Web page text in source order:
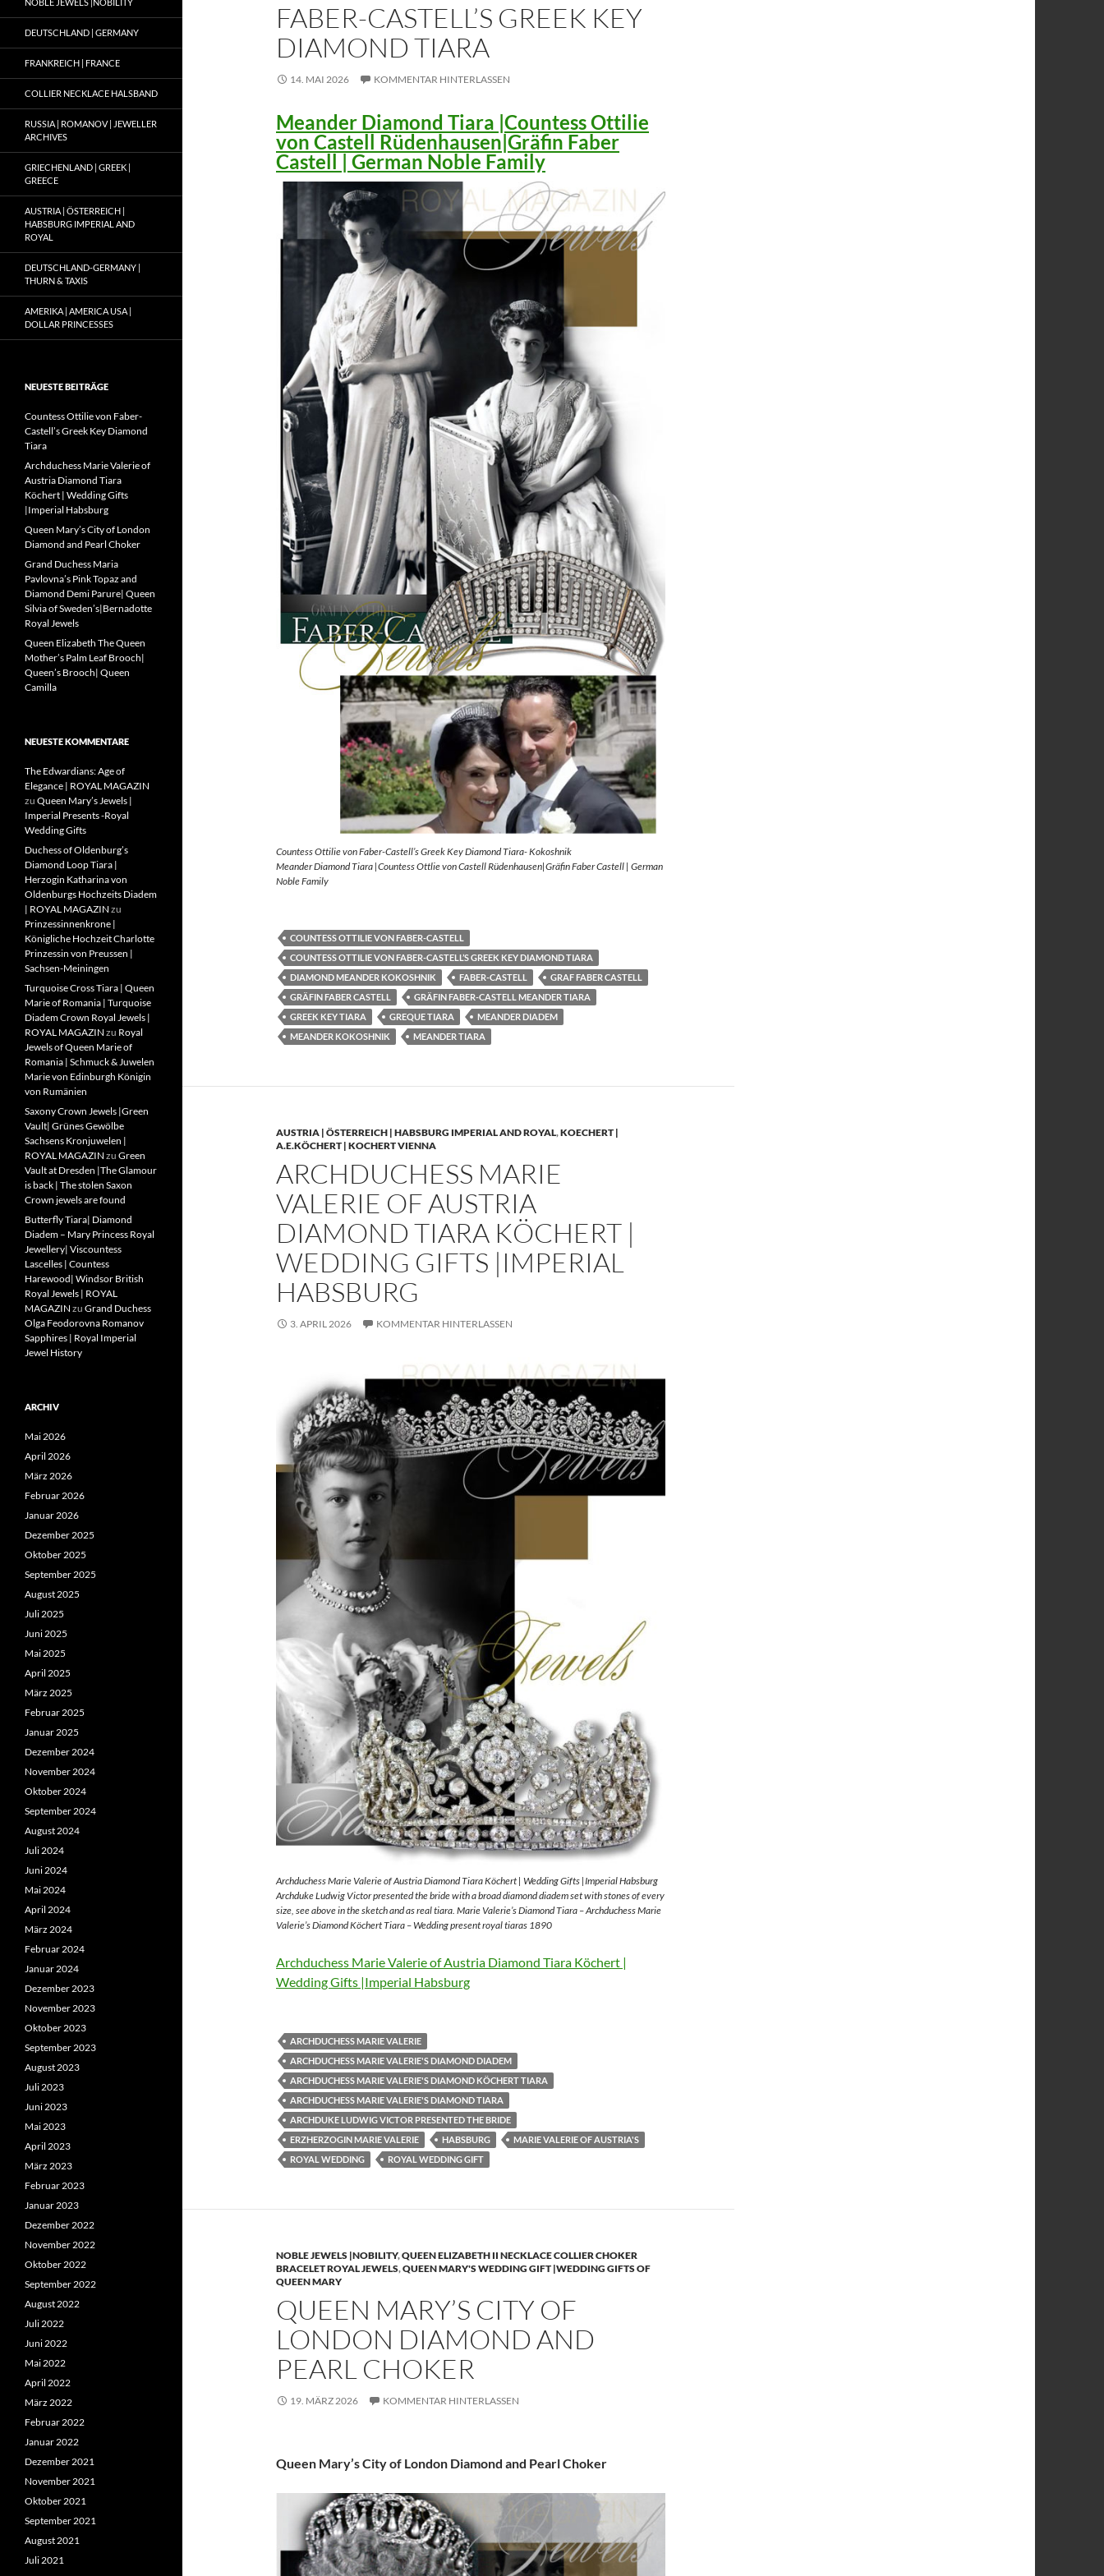
FABER-CASTELL’S GREEK KEY
DIAMOND TIARA
14. MAI 2026 KOMMENTAR HINTERLASSEN
Meander Diamond Tiara |Countess Ottilie
von Castell Rüdenhausen|Gräfin Faber
Castell | German Noble Family
Countess Ottilie von Faber-Castell’s Greek Key Diamond Tiara- Kokoshnik
Meander Diamond Tiara |Countess Ottlie von Castell Rüdenhausen|Gräfin Faber Castell | German
Noble Family
COUNTESS OTTILIE VON FABER-CASTELL
COUNTESS OTTILIE VON FABER-CASTELL’S GREEK KEY DIAMOND TIARA
DIAMOND MEANDER KOKOSHNIK
FABER-CASTELL
GRAF FABER CASTELL
GRÄFIN FABER CASTELL
GRÄFIN FABER-CASTELL MEANDER TIARA
GREEK KEY TIARA
GREQUE TIARA
MEANDER DIADEM
MEANDER KOKOSHNIK
MEANDER TIARA
AUSTRIA | ÖSTERREICH | HABSBURG IMPERIAL AND ROYAL,KOECHERT |
A.E.KÖCHERT | KOCHERT VIENNA
ARCHDUCHESS MARIE
VALERIE OF AUSTRIA
DIAMOND TIARA KÖCHERT |
WEDDING GIFTS |IMPERIAL
HABSBURG
3. APRIL 2026 KOMMENTAR HINTERLASSEN
Archduchess Marie Valerie of Austria Diamond Tiara Köchert | Wedding Gifts |Imperial Habsburg
Archduke Ludwig Victor presented the bride with a broad diamond diadem set with stones of every
size, see above in the sketch and as real tiara. Marie Valerie’s Diamond Tiara – Archduchess Marie
Valerie’s Diamond Köchert Tiara – Wedding present royal tiaras 1890
Archduchess Marie Valerie of Austria Diamond Tiara Köchert |
Wedding Gifts |Imperial Habsburg
ARCHDUCHESS MARIE VALERIE
ARCHDUCHESS MARIE VALERIE'S DIAMOND DIADEM
ARCHDUCHESS MARIE VALERIE'S DIAMOND KÖCHERT TIARA
ARCHDUCHESS MARIE VALERIE'S DIAMOND TIARA
ARCHDUKE LUDWIG VICTOR PRESENTED THE BRIDE
ERZHERZOGIN MARIE VALERIE
HABSBURG
MARIE VALERIE OF AUSTRIA'S
ROYAL WEDDING
ROYAL WEDDING GIFT
NOBLE JEWELS |NOBILITY,QUEEN ELIZABETH II NECKLACE COLLIER CHOKER
BRACELET ROYAL JEWELS,QUEEN MARY'S WEDDING GIFT |WEDDING GIFTS OF
QUEEN MARY
QUEEN MARY’S CITY OF
LONDON DIAMOND AND
PEARL CHOKER
19. MÄRZ 2026 KOMMENTAR HINTERLASSEN
Queen Mary’s City of London Diamond and Pearl Choker
DEUTSCHLAND | GERMANY
FRANKREICH | FRANCE
COLLIER NECKLACE HALSBAND
RUSSIA | ROMANOV | JEWELLER
ARCHIVES
GRIECHENLAND | GREEK |
GREECE
AUSTRIA | ÖSTERREICH |
HABSBURG IMPERIAL AND
ROYAL
DEUTSCHLAND-GERMANY |
THURN & TAXIS
AMERIKA | AMERICA USA |
DOLLAR PRINCESSES
NEUESTE BEITRÄGE
Countess Ottilie von Faber-
Castell’s Greek Key Diamond
Tiara
Archduchess Marie Valerie of
Austria Diamond Tiara
Köchert | Wedding Gifts
|Imperial Habsburg
Queen Mary’s City of London
Diamond and Pearl Choker
Grand Duchess Maria
Pavlovna’s Pink Topaz and
Diamond Demi Parure| Queen
Silvia of Sweden’s|Bernadotte
Royal Jewels
Queen Elizabeth The Queen
Mother’s Palm Leaf Brooch|
Queen’s Brooch| Queen
Camilla
NEUESTE KOMMENTARE
The Edwardians: Age of
Elegance | ROYAL MAGAZIN
zu Queen Mary’s Jewels |
Imperial Presents -Royal
Wedding Gifts
Duchess of Oldenburg’s
Diamond Loop Tiara |
Herzogin Katharina von
Oldenburgs Hochzeits Diadem
| ROYAL MAGAZIN zu
Prinzessinnenkrone |
Königliche Hochzeit Charlotte
Prinzessin von Preussen |
Sachsen-Meiningen
Turquoise Cross Tiara | Queen
Marie of Romania | Turquoise
Diadem Crown Royal Jewels |
ROYAL MAGAZIN zu Royal
Jewels of Queen Marie of
Romania | Schmuck & Juwelen
Marie von Edinburgh Königin
von Rumänien
Saxony Crown Jewels |Green
Vault| Grünes Gewölbe
Sachsens Kronjuwelen |
ROYAL MAGAZIN zu Green
Vault at Dresden |The Glamour
is back | The stolen Saxon
Crown jewels are found
Butterfly Tiara| Diamond
Diadem – Mary Princess Royal
Jewellery| Viscountess
Lascelles | Countess
Harewood| Windsor British
Royal Jewels | ROYAL
MAGAZIN zu Grand Duchess
Olga Feodorovna Romanov
Sapphires | Royal Imperial
Jewel History
ARCHIV
Mai 2026
April 2026
März 2026
Februar 2026
Januar 2026
Dezember 2025
Oktober 2025
September 2025
August 2025
Juli 2025
Juni 2025
Mai 2025
April 2025
März 2025
Februar 2025
Januar 2025
Dezember 2024
November 2024
Oktober 2024
September 2024
August 2024
Juli 2024
Juni 2024
Mai 2024
April 2024
März 2024
Februar 2024
Januar 2024
Dezember 2023
November 2023
Oktober 2023
September 2023
August 2023
Juli 2023
Juni 2023
Mai 2023
April 2023
März 2023
Februar 2023
Januar 2023
Dezember 2022
November 2022
Oktober 2022
September 2022
August 2022
Juli 2022
Juni 2022
Mai 2022
April 2022
März 2022
Februar 2022
Januar 2022
Dezember 2021
November 2021
Oktober 2021
September 2021
August 2021
Juli 2021